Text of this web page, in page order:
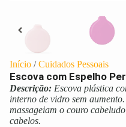
Início /Cuidados Pessoais
Escova com Espelho
Descrição: Escova plástica
interno de vidro sem
massageiam o couro
cabelos.